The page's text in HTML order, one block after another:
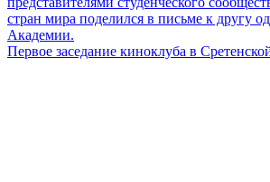
стран мира поделился в письме к другу
Академии.
Первое заседание киноклуба в